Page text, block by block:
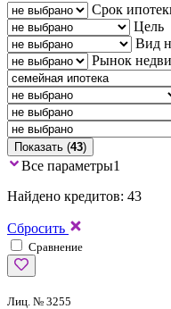
Срок
Цель
Вид
Рынок
Показать (43)
Все параметры1
Найдено кредитов: 43
Сбросить
Сравнение
Лиц. № 3255